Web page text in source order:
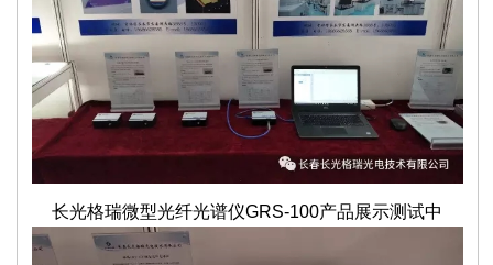
长光格瑞微型光纤光谱仪GRS-100产品展示测试中